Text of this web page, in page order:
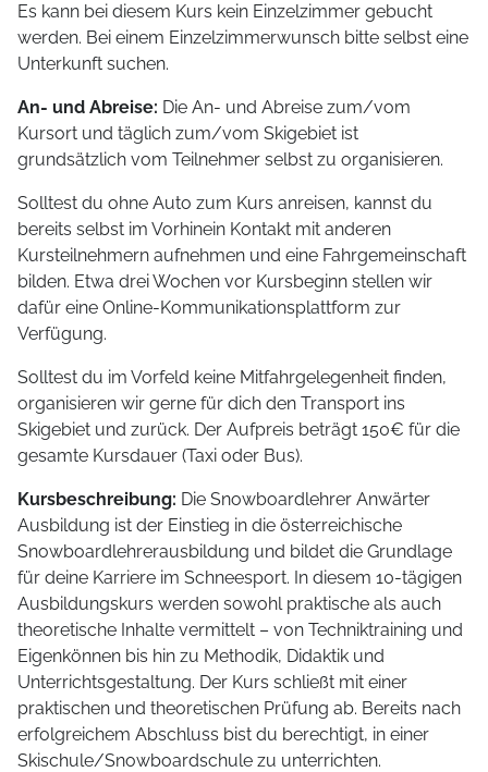
Es kann bei diesem Kurs kein Einzelzimmer gebucht
werden. Bei einem Einzelzimmerwunsch bitte selbst eine
Unterkunft suchen.
An- und Abreise: Die An- und Abreise zum/vom
Kursort und täglich zum/vom Skigebiet ist
grundsätzlich vom Teilnehmer selbst zu organisieren.
Solltest du ohne Auto zum Kurs anreisen, kannst du
bereits selbst im Vorhinein Kontakt mit anderen
Kursteilnehmern aufnehmen und eine Fahrgemeinschaft
bilden. Etwa drei Wochen vor Kursbeginn stellen wir
dafür eine Online-Kommunikationsplattform zur
Verfügung.
Solltest du im Vorfeld keine Mitfahrgelegenheit finden,
organisieren wir gerne für dich den Transport ins
Skigebiet und zurück. Der Aufpreis beträgt 150€ für die
gesamte Kursdauer (Taxi oder Bus).
Kursbeschreibung: Die Snowboardlehrer Anwärter
Ausbildung ist der Einstieg in die österreichische
Snowboardlehrerausbildung und bildet die Grundlage
für deine Karriere im Schneesport. In diesem 10-tägigen
Ausbildungskurs werden sowohl praktische als auch
theoretische Inhalte vermittelt – von Techniktraining und
Eigenkönnen bis hin zu Methodik, Didaktik und
Unterrichtsgestaltung. Der Kurs schließt mit einer
praktischen und theoretischen Prüfung ab. Bereits nach
erfolgreichem Abschluss bist du berechtigt, in einer
Skischule/Snowboardschule zu unterrichten.